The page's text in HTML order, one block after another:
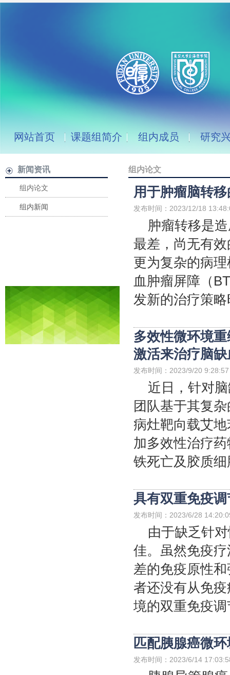
网站首页 课题组简介 组内成员 研究
新闻资讯
组内论文
组内新闻
组内论文
用于肿瘤脑转
发布时间：2023/12/18
肿瘤转移是
最差，尚无有
更为复杂的病
血肿瘤屏障（
发新的治疗策
多效性微环境
激活来治疗脑
发布时间：2023/9/20 9:28:57
近日，针对
团队基于其复
病灶靶向载艾
加多效性治疗
铁死亡及胶质
具有双重免疫
发布时间：2023/6/28
由于缺乏针
佳。虽然免疫
差的免疫原性
者还没有从免
境的双重免疫
匹配胰腺癌微
发布时间：2023/6/14